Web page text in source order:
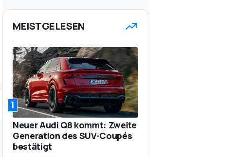
MEISTGELESEN
1
Neuer Audi Q8 kommt: Zweite
Generation des SUV-Coupés
bestätigt